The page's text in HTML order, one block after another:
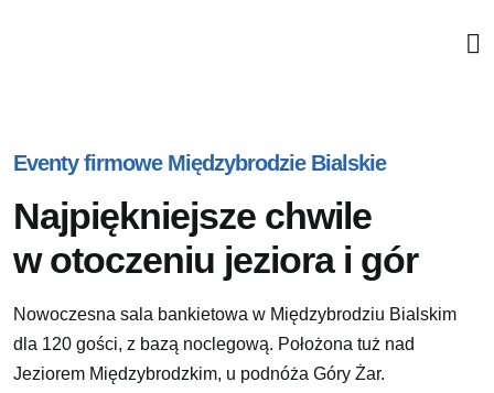
Eventy firmowe Międzybrodzie Bialskie
Najpiękniejsze chwile
w otoczeniu jeziora i gór
Nowoczesna sala bankietowa w Międzybrodziu Bialskim
dla 120 gości, z bazą noclegową. Położona tuż nad
Jeziorem Międzybrodzkim, u podnóża Góry Żar.